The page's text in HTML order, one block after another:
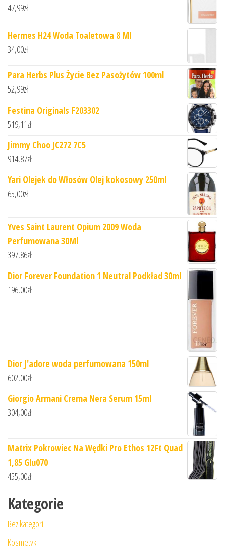
47,99zł
Hermes H24 Woda Toaletowa 8 Ml
34,00zł
Para Herbs Plus Życie Bez Pasożytów 100ml
52,99zł
Festina Originals F203302
519,11zł
Jimmy Choo JC272 7C5
914,87zł
Yari Olejek do Włosów Olej kokosowy 250ml
65,00zł
Yves Saint Laurent Opium 2009 Woda
Perfumowana 30Ml
397,86zł
Dior Forever Foundation 1 Neutral Podkład 30ml
196,00zł
Dior J'adore woda perfumowana 150ml
602,00zł
Giorgio Armani Crema Nera Serum 15ml
304,00zł
Matrix Pokrowiec Na Wędki Pro Ethos 12Ft Quad
1,85 Glu070
455,00zł
Kategorie
Bez kategorii
Kosmetyki